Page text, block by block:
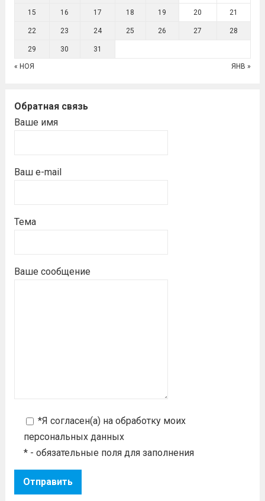
15 16 17 18 19 20 21
22 23 24 25 26 27 28
29 30 31
« НОЯ ЯНВ »
Обратная связь
Ваше имя
Ваш e-mail
Тема
Ваше сообщение
*Я согласен(а) на обработку моих
персональных данных
* - обязательные поля для заполнения